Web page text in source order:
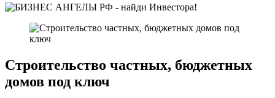
Строительство частных, бюджетных
домов под ключ